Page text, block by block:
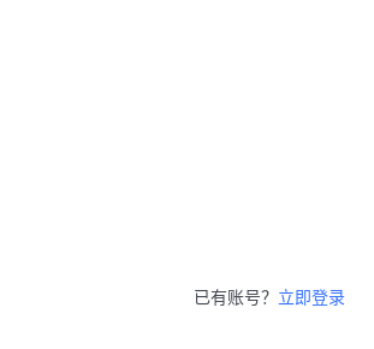
已有账号？ 立即登录